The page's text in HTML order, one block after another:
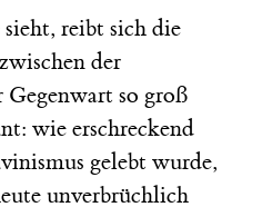
reibt sich die
der
so groß
wie erschreckend
gelebt wurde,
unverbrüchlich